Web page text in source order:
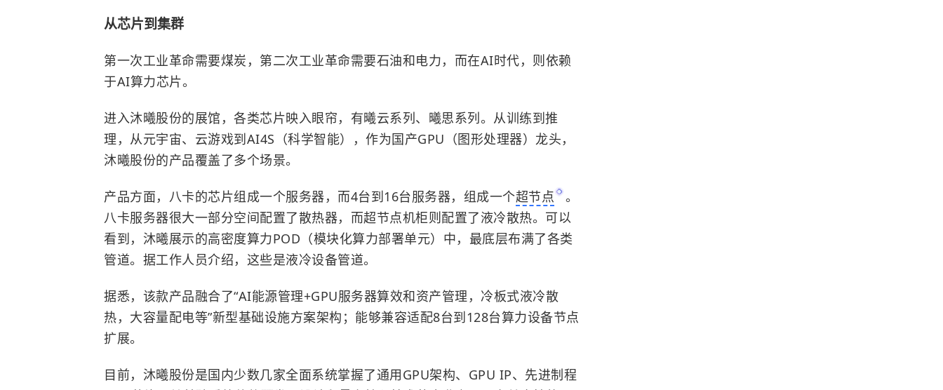
从芯片到集群
第一次工业革命需要煤炭，第二次工业革命需要石油和电力，而在AI时代，则依赖
于AI算力芯片。
进入沐曦股份的展馆，各类芯片映入眼帘，有曦云系列、曦思系列。从训练到推
理，从元宇宙、云游戏到AI4S（科学智能），作为国产GPU（图形处理器）龙头，
沐曦股份的产品覆盖了多个场景。
产品方面，八卡的芯片组成一个服务器，而4台到16台服务器，组成一个超节点
。
八卡服务器很大一部分空间配置了散热器，而超节点机柜则配置了液冷散热。可以
看到，沐曦展示的高密度算力POD（模块化算力部署单元）中，最底层布满了各类
管道。据工作人员介绍，这些是液冷设备管道。
据悉，该款产品融合了“AI能源管理+GPU服务器算效和资产管理，冷板式液冷散
热，大容量配电等”新型基础设施方案架构；能够兼容适配8台到128台算力设备节点
扩展。
目前，沐曦股份是国内少数几家全面系统掌握了通用GPU架构、GPU IP、先进制程